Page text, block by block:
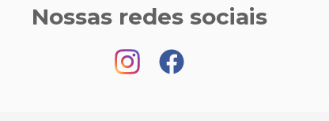
Nossas redes sociais